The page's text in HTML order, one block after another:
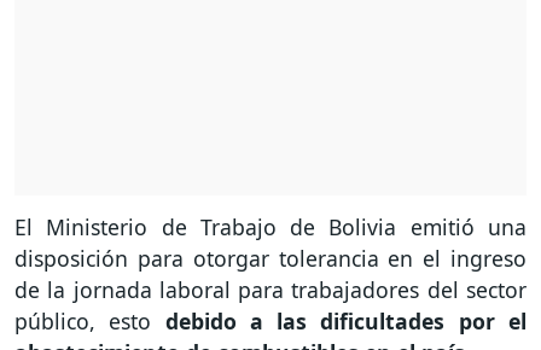
El Ministerio de Trabajo de Bolivia emitió una
disposición para otorgar tolerancia en el ingreso
de la jornada laboral para trabajadores del sector
público, esto debido a las dificultades por el